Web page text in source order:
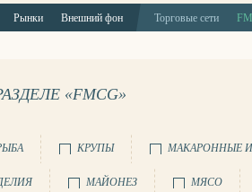
Рынки Внешний фон Торговые сети
«FMCG»
КРУПЫ МАКАРОННЫЕ
МАЙОНЕЗ МЯСО